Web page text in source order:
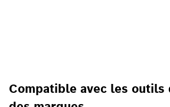
Compatible avec les